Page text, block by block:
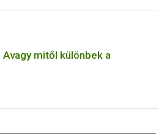
mitől különbek a